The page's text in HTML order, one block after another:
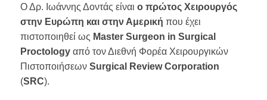
Ο Δρ. Ιωάννης Δοντάς είναι ο πρώτος Χειρουργός
στην Ευρώπη και στην Αμερική που έχει
πιστοποιηθεί ως Master Surgeon in Surgical
Proctology από τον Διεθνή Φορέα Χειρουργικών
Πιστοποιήσεων Surgical Review Corporation
(SRC).